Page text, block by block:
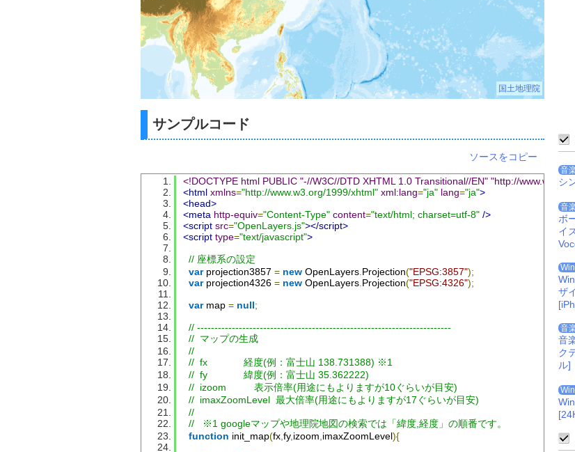
国土地理院
サンプルコード
ソースをコピー
<!DOCTYPE html PUBLIC "-//W3C//DTD XHTML 1.0 Transitional//EN" "http://
<html xmlns="http://www.w3.org/1999/xhtml" xml:lang="ja" lang="ja">
<head>
<meta http-equiv="Content-Type" content="text/html; charset=utf-8" />
<script src="OpenLayers.js"></script>
<script type="text/javascript">
// 座標系の設定
var projection3857 = new OpenLayers Projection("EPSG:3857");
var projection4326 = new OpenLayers Projection("EPSG:4326");
var map = null;
// -------------------------------------------------------------------------
//  マップの生成
//
//  fx             経度(例：富士山 138.731388) ※1
//  fy             緯度(例：富士山 35.362222)
//  izoom          表示倍率(用途にもよりますが10ぐらいが目安)
//  imaxZoomLevel  最大倍率(用途にもよりますが17ぐらいが目安)
//
//   ※1 googleマップや地理院地図の検索では「緯度,経度」の順番です。
function init_map(fx fy, izoom imaxZoomLevel){
音
シ
音
ボ
イ
ザ
音
音
ク
ル]